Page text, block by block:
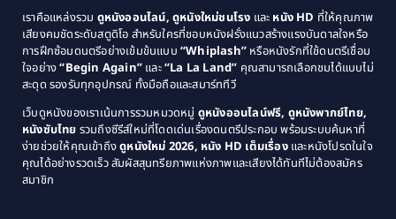
Coming of Age ก้าวพ้นวัย(1)
Coming-of-Age(3)
Community(1)
Crime อาชญากรรม(78)
1979
1978
1976
1975
1974
1971
1970
1969
1968
1964
1963
เราคือแหล่งรวม ดูหนังออนไลน์, ดูหนังใหม่ชนโรง และ หนัง HD ที่ให้คุณภาพ
เสียงคมชัดระดับสตูดิโอ สำหรับใครที่ชอบหนังฝรั่งแนวสร้างแรงบันดาลใจหรือ
การฝึกซ้อมดนตรีอย่างเข้มข้นแบบ “Whiplash” หรือหนังรักที่ใช้ดนตรีเชื่อม
ใจอย่าง“Begin Again” และ“La La Land” คุณสามารถเลือกชมได้แบบไม่
สะดุด รองรับทุกอุปกรณ์ ทั้งมือถือและสมาร์ททีวี
เว็บดูหนังของเราเน้นการรวมหมวดหมู่ ดูหนังออนไลน์ฟรี, ดูหนังพากย์ไทย,
หนังซับไทย รวมถึงซีรีส์ใหม่ที่โดดเด่นเรื่องดนตรีประกอบ พร้อมระบบค้นหาที่
ง่ายช่วยให้คุณเข้าถึงดูหนังใหม่ 2026, หนัง HD เต็มเรื่องและหนังโปรดในใจ
คุณได้อย่างรวดเร็ว สัมผัสสุนทรียภาพแห่งภาพและเสียงได้ทันทีไม่ต้องสมัคร
สมาชิก